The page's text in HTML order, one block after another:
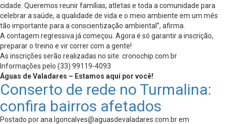
cidade. Queremos reunir famílias, atletas e toda a comunidade para
celebrar a saúde, a qualidade de vida e o meio ambiente em um mês
tão importante para a conscientização ambiental”, afirma.
A contagem regressiva já começou. Agora é só garantir a inscrição,
preparar o treino e vir correr com a gente!
As inscrições serão realizadas no site: cronochip.com.br
Informações pelo (33) 99119-4093
Águas de Valadares – Estamos aqui por você!
Conserto de rede no Turmalina:
confira bairros afetados
Postado porana.lgoncalves@aguasdevaladares.com.brem